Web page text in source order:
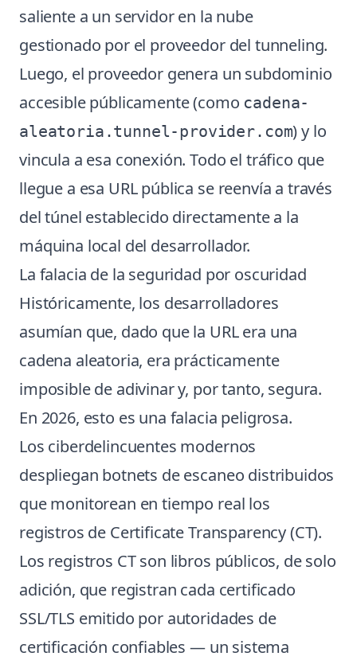
saliente a un servidor en la nube
gestionado por el proveedor del tunneling.
Luego, el proveedor genera un subdominio
accesible públicamente (como cadena-
aleatoria.tunnel-provider.com) y lo
vincula a esa conexión. Todo el tráfico que
llegue a esa URL pública se reenvía a través
del túnel establecido directamente a la
máquina local del desarrollador.
La falacia de la seguridad por oscuridad
Históricamente, los desarrolladores
asumían que, dado que la URL era una
cadena aleatoria, era prácticamente
imposible de adivinar y, por tanto, segura.
En 2026, esto es una falacia peligrosa.
Los ciberdelincuentes modernos
despliegan botnets de escaneo distribuidos
que monitorean en tiempo real los
registros de Certificate Transparency (CT).
Los registros CT son libros públicos, de solo
adición, que registran cada certificado
SSL/TLS emitido por autoridades de
certificación confiables — un sistema